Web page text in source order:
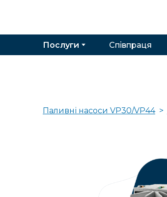
Послуги Співпраця
Паливні насоси VP30/VP44